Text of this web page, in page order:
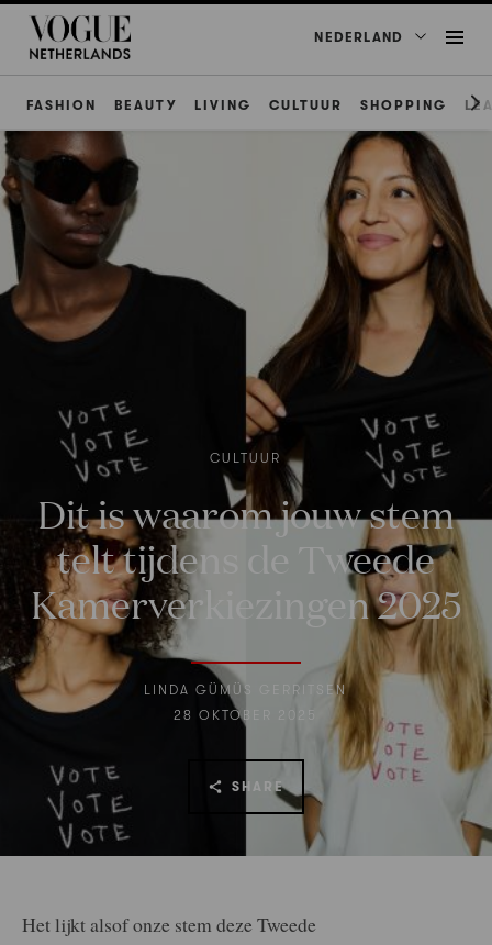
NEDERLAND
FASHION BEAUTY LIVING CULTUUR SHOPPING
CULTUUR
Dit is waarom jouw stem
telt tijdens de Tweede
Kamerverkiezingen 2025
LINDA GÜMÜS GERRITSEN
28 OKTOBER 2025
SHARE
Het lijkt alsof onze stem deze Tweede